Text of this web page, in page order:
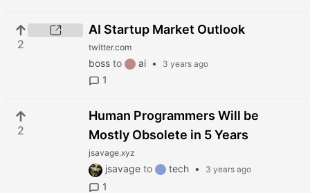
2
AI Startup Market Outlook
twitter.com
boss to ai • 3 years ago
1
2
Human Programmers Will be
Mostly Obsolete in 5 Years
jsavage.xyz
jsavage to tech • 3 years ago
1